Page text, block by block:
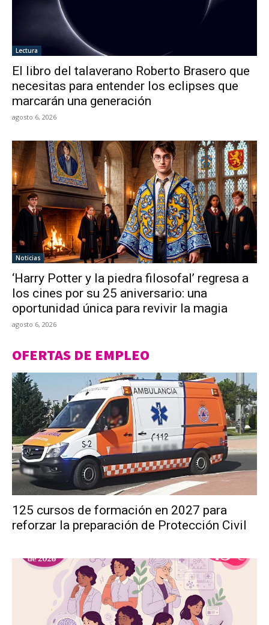
Lectura
El libro del talaverano Roberto Brasero que
necesitas para entender los eclipses que
marcarán una generación
agosto 6, 2026
Noticias
‘Harry Potter y la piedra filosofal’ regresa a
los cines por su 25 aniversario: una
oportunidad única para revivir la magia
agosto 6, 2026
OFERTAS DE EMPLEO
125 cursos de formación en 2027 para
reforzar la preparación de Protección Civil